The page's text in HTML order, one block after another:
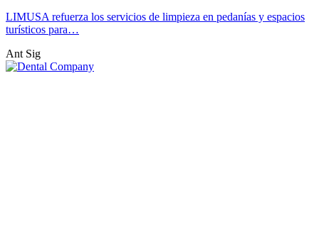
LIMUSA refuerza los servicios de limpieza en pedanías y espacios
turísticos para…
Ant Sig